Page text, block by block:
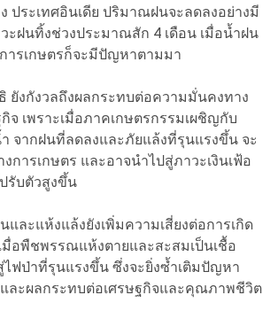
ง ประเทศอินเดีย ปริมาณฝนจะลดลงอย่างมี
ะฝนทิ้งช่วงประมาณสัก 4 เดือน เมื่อน้ำฝน
ารเกษตรก็จะมีปัญหาตามมา
ยังกังวลถึงผลกระทบต่อความมั่นคงทาง
จ เพราะเมื่อภาคเกษตรกรรมเผชิญกับ
จากฝนที่ลดลงและภัยแล้งที่รุนแรงขึ้น จะ
การเกษตร และอาจนำไปสู่ภาวะเงินเฟ้อ
รับตัวสูงขึ้น
ละแห้งแล้งยังเพิ่มความเสี่ยงต่อการเกิด
อพืชพรรณแห้งตายและสะสมเป็นเชื้อ
ไฟป่าที่รุนแรงขึ้น ซึ่งจะยิ่งซ้ำเติมปัญหา
ละผลกระทบต่อเศรษฐกิจและคุณภาพชีวิต